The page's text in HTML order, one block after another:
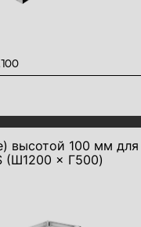
высотой 100 мм для
(Ш1200 × Г500)